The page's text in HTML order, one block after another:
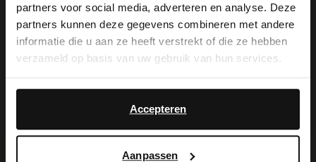
partners voor social media, adverteren en analyse. Deze
partners kunnen deze gegevens combineren met andere
informatie die u aan ze heeft verstrekt of die ze hebben
verzameld op basis van uw gebruik van hun services.
Accepteren
Aanpassen
-50%
It looks like your language isn't Dutch. Would
you like to switch to English?
English